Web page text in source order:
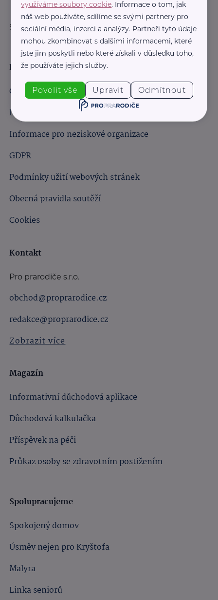
Sledujte nás:
Důležité odkazy
Obchodní podmínky
Informace pro obchodní partnery
Informace pro neziskové organizace
GDPR
Podmínky užití webových stránek
Obecná pravidla soutěží
Cookies
Kontakt
Pro prarodiče s.r.o.
obchod@proprarodice.cz
redakce@proprarodice.cz
Zobrazit více
Magazín
Informativní důchodová aplikace
Důchodová kalkulačka
Příspěvek na péči
Průkaz osoby se zdravotním postižením
Spolupracujeme
Spokojený domov
Úsměv nejen pro Kryštofa
Malyra
Linka seniorů
využíváme soubory cookie. Informace o tom, jak
náš web používáte, sdílíme se svými partnery pro
sociální média, inzerci a analýzy. Partneři tyto údaje
mohou zkombinovat s dalšími informacemi, které
jste jim poskytli nebo které získali v důsledku toho,
že používáte jejich služby.
Povolit vše Upravit Odmítnout